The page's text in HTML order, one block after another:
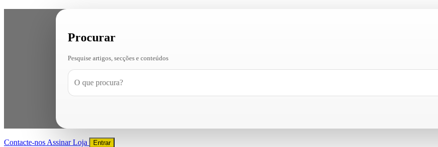
Procurar
Pesquise artigos, secções e conteúdos
Contacte-nos AssinarLoja Entrar